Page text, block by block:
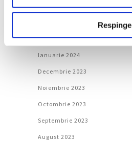
Respinge
Aprilie 2024
Februarie 2024
Ianuarie 2024
Decembrie 2023
Noiembrie 2023
Octombrie 2023
Septembrie 2023
August 2023